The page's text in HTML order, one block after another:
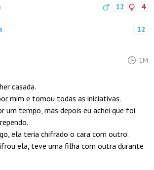
12 4
12
1M
casada.
mim e tomou todas as iniciativas.
um tempo, mas depois eu achei que foi
ela teria chifrado o cara com outro.
ela, teve uma filha com outra durante